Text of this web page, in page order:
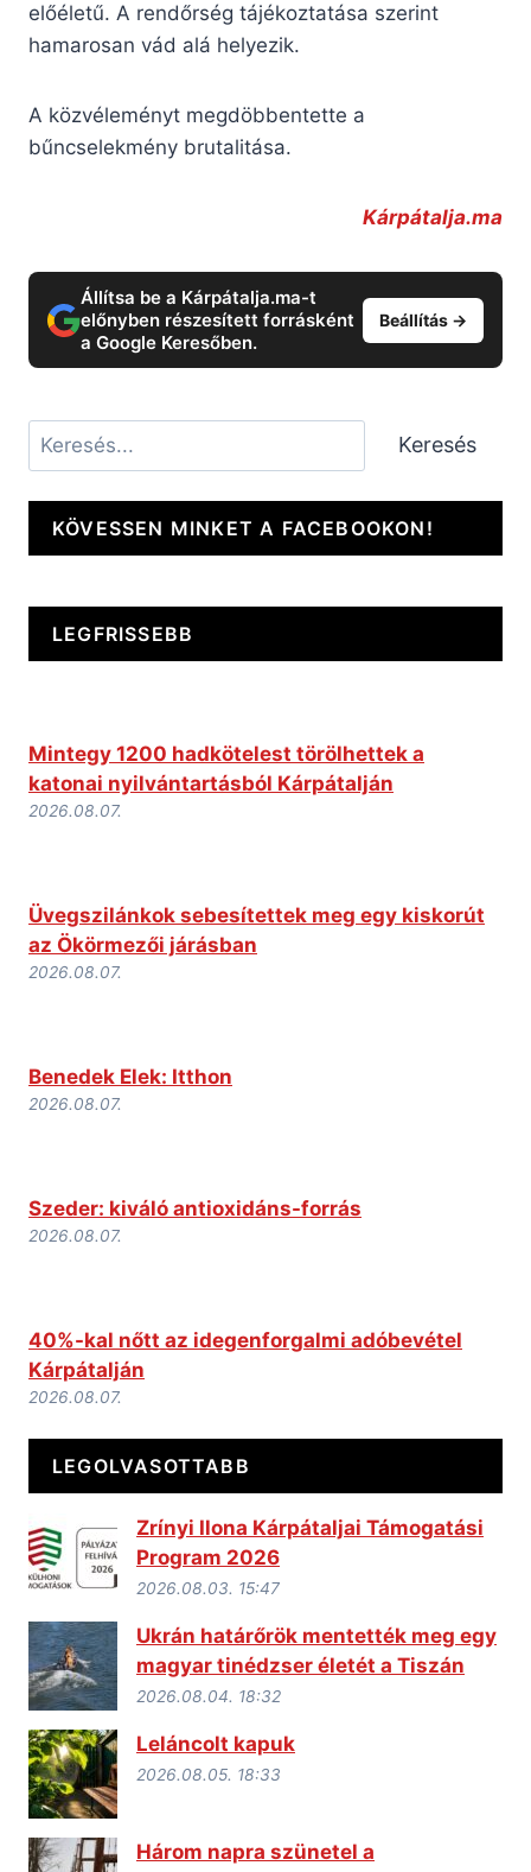
előéletű. A rendőrség tájékoztatása szerint
hamarosan vád alá helyezik.
A közvéleményt megdöbbentette a
bűncselekmény brutalitása.
Kárpátalja.ma
Állítsa be a Kárpátalja.ma-t
előnyben részesített forrásként
a Google Keresőben.
Beállítás →
Keresés Keresés
KÖVESSEN MINKET A FACEBOOKON!
LEGFRISSEBB
Mintegy 1200 hadkötelest törölhettek a
katonai nyilvántartásból Kárpátalján
2026.08.07.
Üvegszilánkok sebesítettek meg egy kiskorút
az Ökörmezői járásban
2026.08.07.
Benedek Elek: Itthon
2026.08.07.
Szeder: kiváló antioxidáns-forrás
2026.08.07.
40%-kal nőtt az idegenforgalmi adóbevétel
Kárpátalján
2026.08.07.
LEGOLVASOTTABB
Zrínyi Ilona Kárpátaljai Támogatási
Program 2026
2026.08.03. 15:47
Ukrán határőrök mentették meg egy
magyar tinédzser életét a Tiszán
2026.08.04. 18:32
Leláncolt kapuk
2026.08.05. 18:33
Három napra szünetel a